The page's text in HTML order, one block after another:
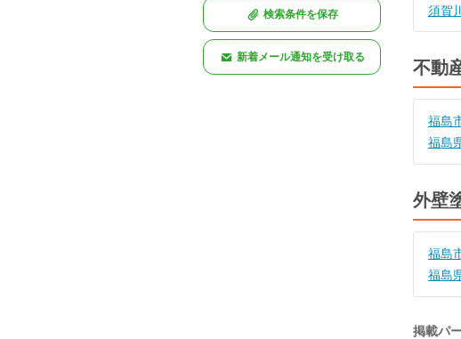
検索条件を保存
新着メール通知を受け取る
須賀
不動
福島
福島
外壁
福島
福島
掲載パ